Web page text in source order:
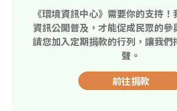
《環境資訊中心》需要你的支持
資訊公開普及，才能促成民眾的參
請您加入定期捐款的行列，讓我們
聲。
前往捐款